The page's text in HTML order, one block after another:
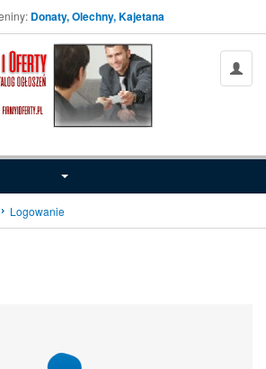
Donaty, Olechny, Kajetana
Logowanie